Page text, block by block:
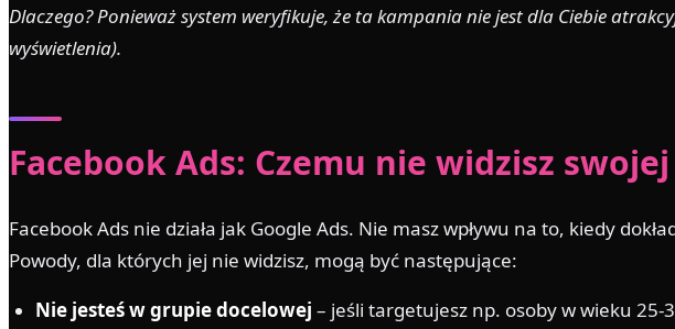
Dlaczego? Ponieważ system weryfikuje, że ta kampania nie jest dla Ciebie
wyświetlenia).
Facebook Ads: Czemu nie widzisz
Facebook Ads nie działa jak Google Ads. Nie masz wpływu na to, kiedy
Powody, dla których jej nie widzisz, mogą być następujące:
Nie jesteś w grupie docelowej – jeśli targetujesz np. osoby w wieku